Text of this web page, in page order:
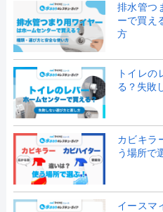
排水管つ
ーで買え
方
トイレの
る？失敗
カビキラ
う場所で
イースマ